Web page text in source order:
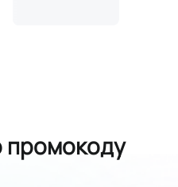
промокоду